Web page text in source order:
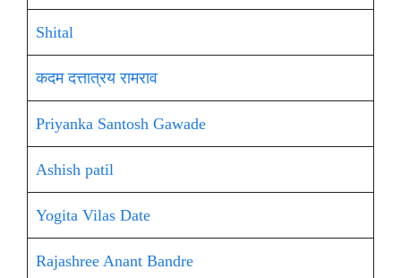
Shital
कदम दत्तात्रय रामराव
Priyanka Santosh Gawade
Ashish patil
Yogita Vilas Date
Rajashree Anant Bandre